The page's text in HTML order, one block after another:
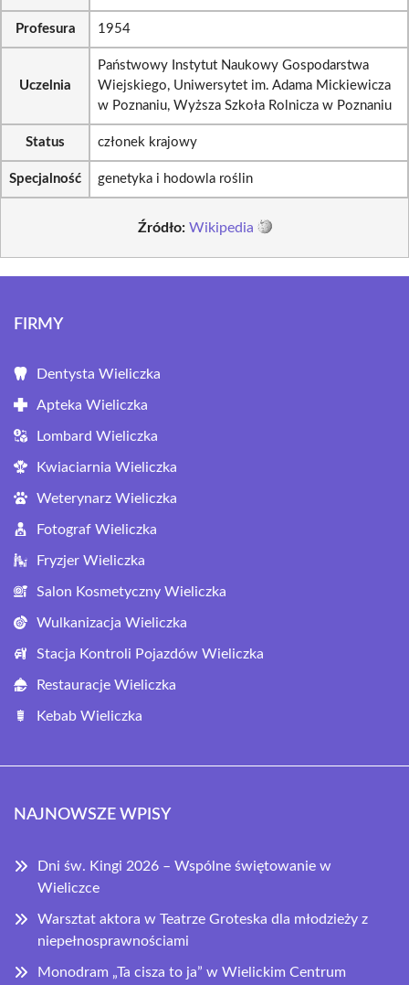
Profesura 1954
Uczelnia
Państwowy Instytut Naukowy Gospodarstwa
Wiejskiego, Uniwersytet im. Adama Mickiewicza
w Poznaniu, Wyższa Szkoła Rolnicza w Poznaniu
Status członek krajowy
Specjalność genetyka i hodowla roślin
Źródło: Wikipedia
FIRMY
Dentysta Wieliczka
Apteka Wieliczka
Lombard Wieliczka
Kwiaciarnia Wieliczka
Weterynarz Wieliczka
Fotograf Wieliczka
Fryzjer Wieliczka
Salon Kosmetyczny Wieliczka
Wulkanizacja Wieliczka
Stacja Kontroli Pojazdów Wieliczka
Restauracje Wieliczka
Kebab Wieliczka
NAJNOWSZE WPISY
Dni św. Kingi 2026 – Wspólne świętowanie w
Wieliczce
Warsztat aktora w Teatrze Groteska dla młodzieży z
niepełnosprawnościami
Monodram „Ta cisza to ja” w Wielickim Centrum